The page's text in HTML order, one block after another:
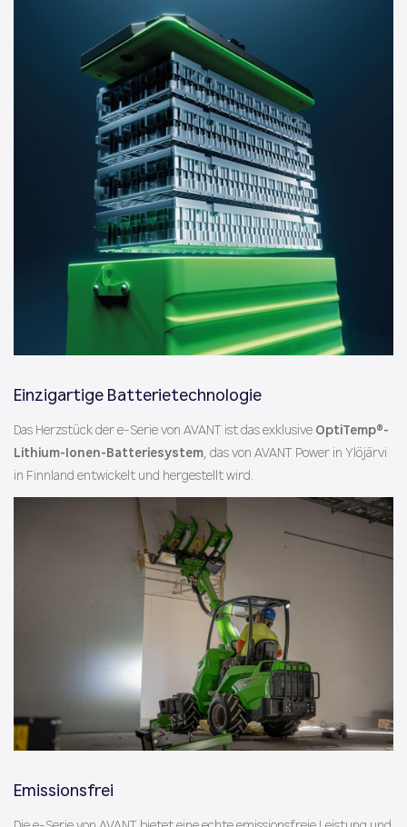
Einzigartige Batterietechnologie
Das Herzstück der e-Serie von AVANT ist das exklusive OptiTemp®-
Lithium-Ionen-Batteriesystem, das von AVANT Power in Ylöjärvi
in Finnland entwickelt und hergestellt wird.
Emissionsfrei